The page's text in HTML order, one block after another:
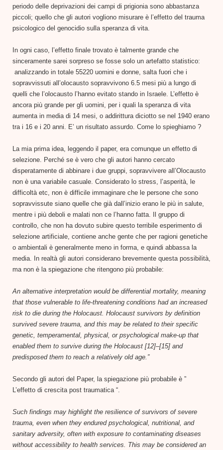
periodo delle deprivazioni dei campi di prigionia sono abbastanza
piccoli; quello che gli autori vogliono misurare è l’effetto del trauma
psicologico del genocidio sulla speranza di vita.
In ogni caso, l’effetto finale trovato è talmente grande che
sinceramente sarei sorpreso se fosse solo un artefatto statistico:
analizzando in totale 55220 uomini e donne, salta fuori che i
sopravvissuti all’olocausto sopravvivono 6.5 mesi più a lungo di
quelli che l’olocausto l’hanno evitato stando in Israele. L’effetto è
ancora più grande per gli uomini, per i quali la speranza di vita
aumenta in media di 14 mesi, o addirittura diciotto se nel 1940 erano
tra i 16 e i 20 anni. E’ un risultato assurdo. Come lo spieghiamo ?
La mia prima idea, leggendo il paper, era comunque un effetto di
selezione. Perché se è vero che gli autori hanno cercato
disperatamente di abbinare i due gruppi, sopravvivere all’Olocausto
non è una variabile casuale. Considerato lo stress, l’asperità, le
difficoltà etc, non è difficile immaginare che le persone che sono
sopravvissute siano quelle che già dall’inizio erano le più in salute,
mentre i più deboli e malati non ce l’hanno fatta. Il gruppo di
controllo, che non ha dovuto subire questo terribile esperimento di
selezione artificiale, contiene anche gente che per ragioni genetiche
o ambientali è generalmente meno in forma, e quindi abbassa la
media. In realtà gli autori considerano brevemente questa possibilità,
ma non è la spiegazione che ritengono più probabile:
An alternative interpretation would be differential mortality, meaning
that those vulnerable to life-threatening conditions had an increased
risk to die during the Holocaust. Holocaust survivors by definition
survived severe trauma, and this may be related to their specific
genetic, temperamental, physical, or psychological make-up that
enabled them to survive during the Holocaust [12]–[15] and
predisposed them to reach a relatively old age.”
Secondo gli autori del Paper, la spiegazione più probabile è ”
L’effetto di crescita post traumatica “.
Such findings may highlight the resilience of survivors of severe
trauma, even when they endured psychological, nutritional, and
sanitary adversity, often with exposure to contaminating diseases
without accessibility to health services. This may be considered an